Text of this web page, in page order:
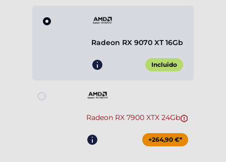
Radeon RX 9070 XT 16Gb
Incluido
Radeon RX 7900 XTX 24Gb
+264,90 €*